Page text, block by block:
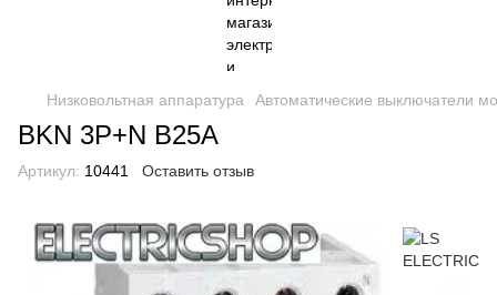
Низковольтная аппаратура Автоматические выключатели
BKN 3P+N B25A
Артикул: 10441 Оставить отзыв